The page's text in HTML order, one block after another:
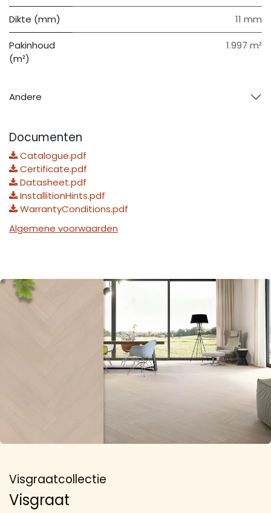
Dikte (mm) 11 mm
Pakinhoud
(m²)
1.997 m²
Andere
Documenten
Catalogue.pdf
Certificate.pdf
Datasheet.pdf
InstallitionHints.pdf
WarrantyConditions.pdf
Algemene voorwaarden
Visgraatcollectie
Visgraat